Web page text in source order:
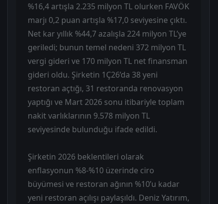
%16,4 artışla 2.235 milyon TL olurken FAVÖK
marjı 0,2 puan artışla %17,0 seviyesine çıktı.
Net kar yıllık %44,7 azalışla 224 milyon TL’ye
geriledi; bunun temel nedeni 372 milyon TL
vergi gideri ve 170 milyon TL net finansman
gideri oldu. Şirketin 1Ç26’da 38 yeni
restoran açtığı, 31 restoranda renovasyon
yaptığı ve Mart 2026 sonu itibariyle toplam
nakit varlıklarının 9.578 milyon TL
seviyesinde bulunduğu ifade edildi.
Şirketin 2026 beklentileri olarak
enflasyonun %8-%10 üzerinde ciro
büyümesi ve restoran ağının %10’u kadar
yeni restoran açılışı paylaşıldı. Deniz Yatırım,